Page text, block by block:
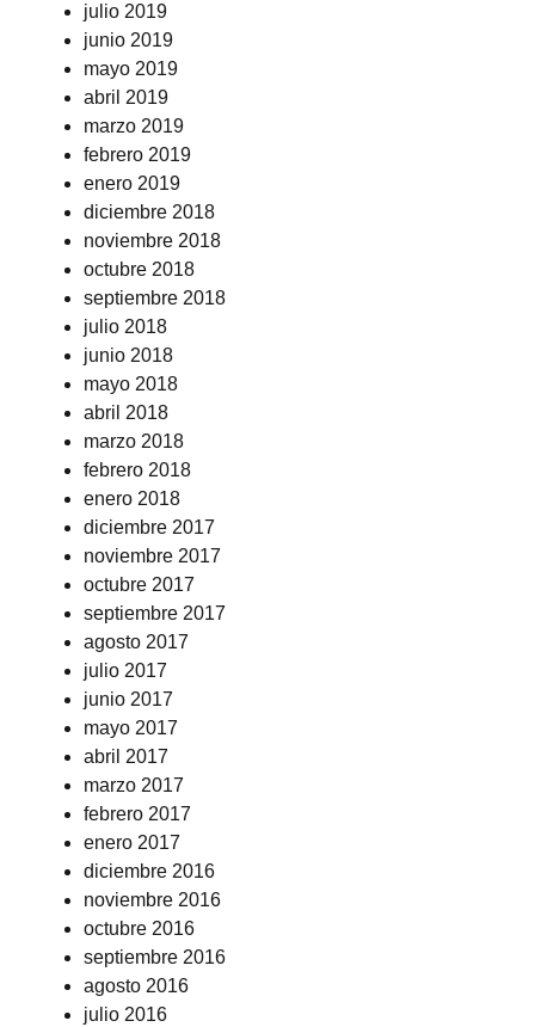
julio 2019
junio 2019
mayo 2019
abril 2019
marzo 2019
febrero 2019
enero 2019
diciembre 2018
noviembre 2018
octubre 2018
septiembre 2018
julio 2018
junio 2018
mayo 2018
abril 2018
marzo 2018
febrero 2018
enero 2018
diciembre 2017
noviembre 2017
octubre 2017
septiembre 2017
agosto 2017
julio 2017
junio 2017
mayo 2017
abril 2017
marzo 2017
febrero 2017
enero 2017
diciembre 2016
noviembre 2016
octubre 2016
septiembre 2016
agosto 2016
julio 2016